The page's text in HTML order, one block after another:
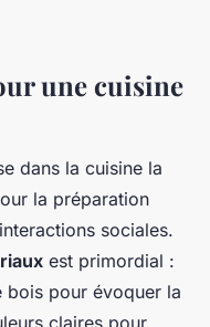
une cuisine
dans la cuisine la
la préparation
sociales.
est primordial :
bois pour évoquer la